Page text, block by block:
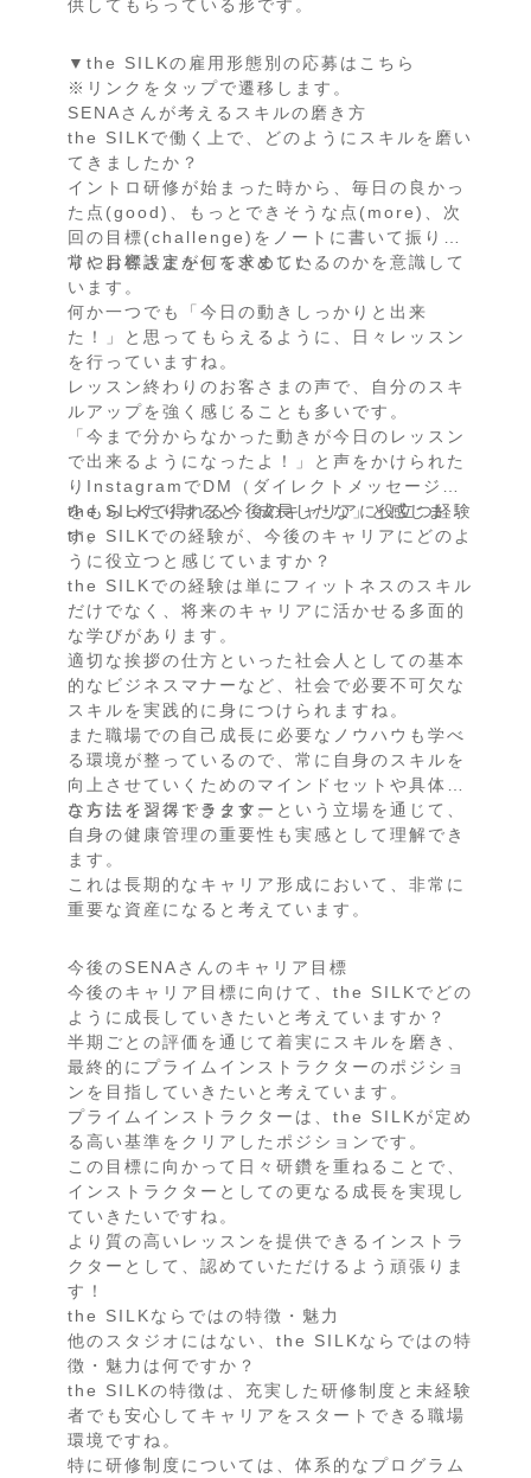
供してもらっている形です。
▼the SILKの雇用形態別の応募はこちら
※リンクをタップで遷移します。
SENAさんが考えるスキルの磨き方
the SILKで働く上で、どのようにスキルを磨い
てきましたか？
イントロ研修が始まった時から、毎日の良かっ
た点(good)、もっとできそうな点(more)、次
回の目標(challenge)をノートに書いて振り返
りや目標設定をしてきました。
常にお客さまが何を求めているのかを意識して
います。
何か一つでも「今日の動きしっかりと出来
た！」と思ってもらえるように、日々レッスン
を行っていますね。
レッスン終わりのお客さまの声で、自分のスキ
ルアップを強く感じることも多いです。
「今まで分からなかった動きが今日のレッスン
で出来るようになったよ！」と声をかけられた
りInstagramでDM（ダイレクトメッセージ）
をもらったりすると「成長したな」と感じま
す。
the SILKで得れる今後のキャリアに役立つ経験
the SILKでの経験が、今後のキャリアにどのよ
うに役立つと感じていますか？
the SILKでの経験は単にフィットネスのスキル
だけでなく、将来のキャリアに活かせる多面的
な学びがあります。
適切な挨拶の仕方といった社会人としての基本
的なビジネスマナーなど、社会で必要不可欠な
スキルを実践的に身につけられますね。
また職場での自己成長に必要なノウハウも学べ
る環境が整っているので、常に自身のスキルを
向上させていくためのマインドセットや具体的
な方法を習得できます。
さらにインストラクターという立場を通じて、
自身の健康管理の重要性も実感として理解でき
ます。
これは長期的なキャリア形成において、非常に
重要な資産になると考えています。
今後のSENAさんのキャリア目標
今後のキャリア目標に向けて、the SILKでどの
ように成長していきたいと考えていますか？
半期ごとの評価を通じて着実にスキルを磨き、
最終的にプライムインストラクターのポジショ
ンを目指していきたいと考えています。
プライムインストラクターは、the SILKが定め
る高い基準をクリアしたポジションです。
この目標に向かって日々研鑽を重ねることで、
インストラクターとしての更なる成長を実現し
ていきたいですね。
より質の高いレッスンを提供できるインストラ
クターとして、認めていただけるよう頑張りま
す！
the SILKならではの特徴・魅力
他のスタジオにはない、the SILKならではの特
徴・魅力は何ですか？
the SILKの特徴は、充実した研修制度と未経験
者でも安心してキャリアをスタートできる職場
環境ですね。
特に研修制度については、体系的なプログラム